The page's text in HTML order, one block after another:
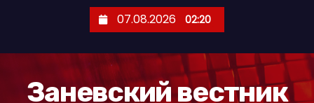
07.08.2026 02:20
Заневский вестник